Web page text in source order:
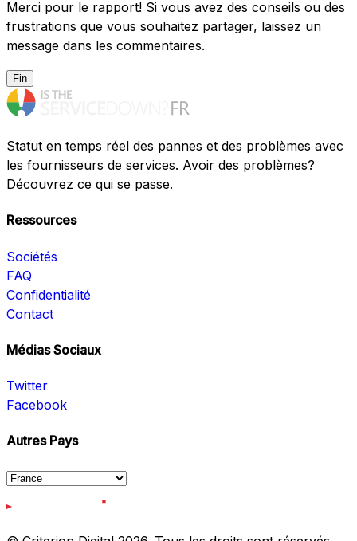
Merci pour le rapport! Si vous avez des conseils ou des
frustrations que vous souhaitez partager, laissez un
message dans les commentaires.
Fin
Statut en temps réel des pannes et des problèmes avec
les fournisseurs de services. Avoir des problèmes?
Découvrez ce qui se passe.
Ressources
Sociétés
FAQ
Confidentialité
Contact
Médias Sociaux
Twitter
Facebook
Autres Pays